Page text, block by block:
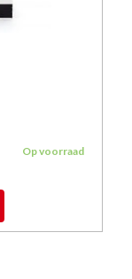
Op voorraad